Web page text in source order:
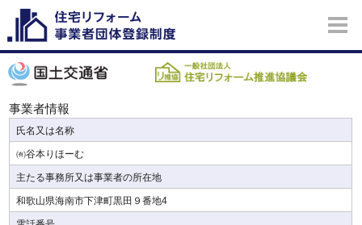
事業者情報
氏名又は名称
㈲谷本りほーむ
主たる事務所又は事業者の所在地
和歌山県海南市下津町黒田９番地4